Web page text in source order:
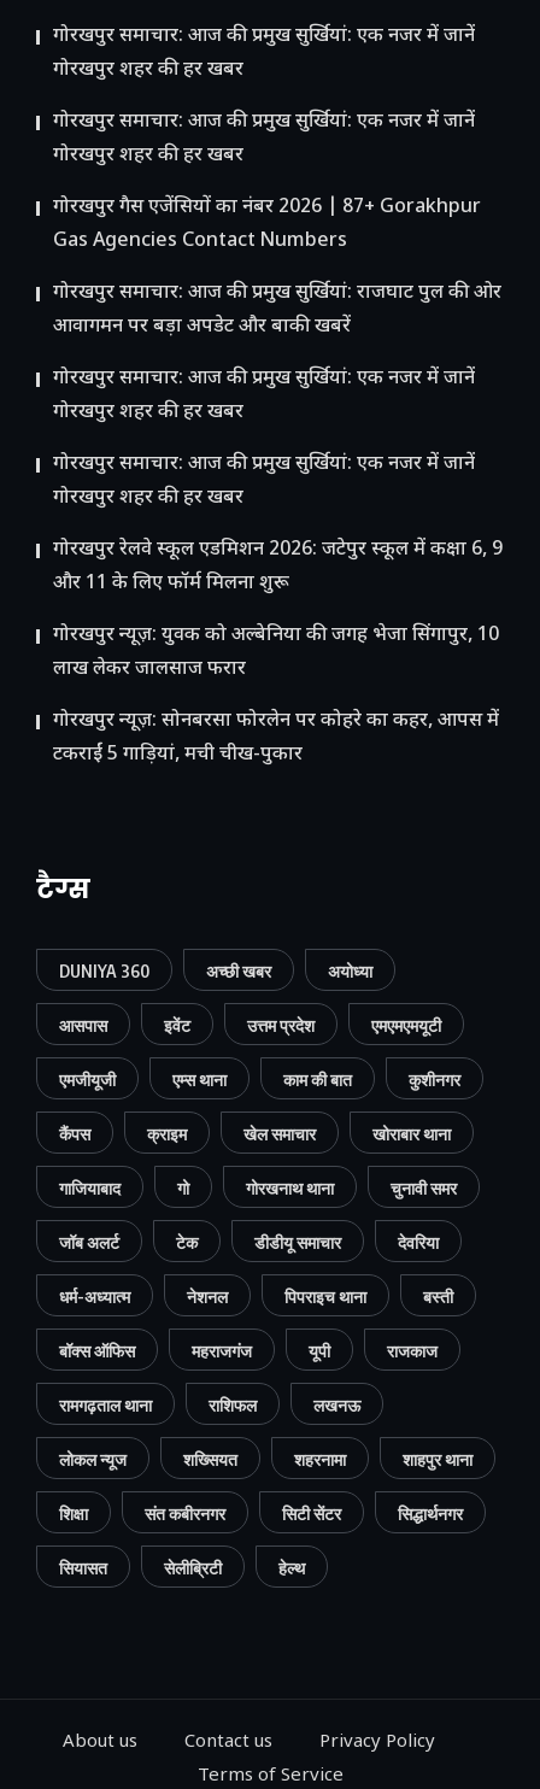
गोरखपुर समाचार: आज की प्रमुख सुर्खियां: एक नजर में जानें
गोरखपुर शहर की हर खबर
गोरखपुर समाचार: आज की प्रमुख सुर्खियां: एक नजर में जानें
गोरखपुर शहर की हर खबर
गोरखपुर गैस एजेंसियों का नंबर 2026 | 87+ Gorakhpur
Gas Agencies Contact Numbers
गोरखपुर समाचार: आज की प्रमुख सुर्खियां: राजघाट पुल की ओर
आवागमन पर बड़ा अपडेट और बाकी खबरें
गोरखपुर समाचार: आज की प्रमुख सुर्खियां: एक नजर में जानें
गोरखपुर शहर की हर खबर
गोरखपुर समाचार: आज की प्रमुख सुर्खियां: एक नजर में जानें
गोरखपुर शहर की हर खबर
गोरखपुर रेलवे स्कूल एडमिशन 2026: जटेपुर स्कूल में कक्षा 6, 9
और 11 के लिए फॉर्म मिलना शुरू
गोरखपुर न्यूज़: युवक को अल्बेनिया की जगह भेजा सिंगापुर, 10
लाख लेकर जालसाज फरार
गोरखपुर न्यूज़: सोनबरसा फोरलेन पर कोहरे का कहर, आपस में
टकराईं 5 गाड़ियां, मची चीख-पुकार
टैग्स
DUNIYA 360 अच्छी खबर अयोध्या
आसपास इवेंट उत्तम प्रदेश एमएमएमयूटी
एमजीयूजी एम्स थाना काम की बात कुशीनगर
कैंपस क्राइम खेल समाचार खोराबार थाना
गाजियाबाद गो गोरखनाथ थाना चुनावी समर
जॉब अलर्ट टेक डीडीयू समाचार देवरिया
धर्म-अध्यात्म नेशनल पिपराइच थाना बस्ती
बॉक्स ऑफिस महराजगंज यूपी राजकाज
रामगढ़ताल थाना राशिफल लखनऊ
लोकल न्यूज शख्सियत शहरनामा शाहपुर थाना
शिक्षा संत कबीरनगर सिटी सेंटर सिद्धार्थनगर
सियासत सेलीब्रिटी हेल्थ
About us Contact us
Privacy Policy
Terms of Service